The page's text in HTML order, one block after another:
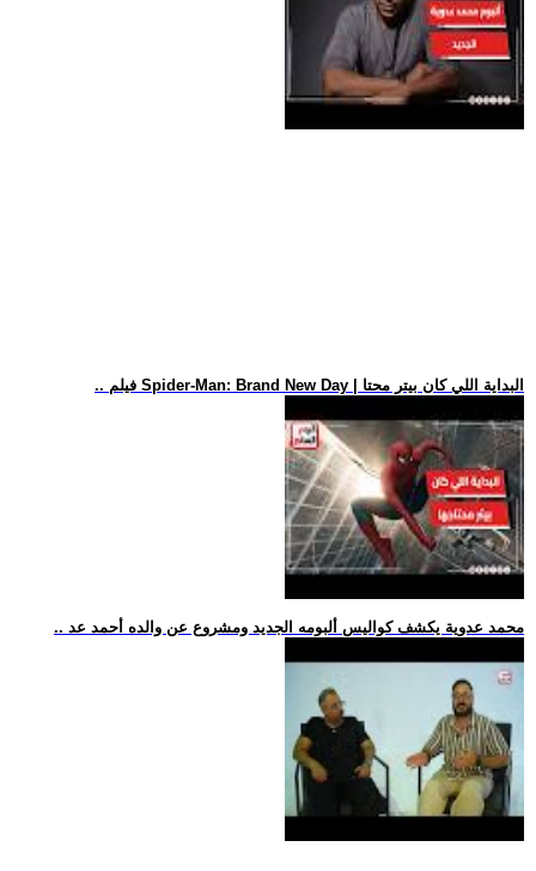
.. فيلم Spider-Man: Brand New Day | البداية اللي كان بيتر محتا
.. محمد عدوية يكشف كواليس ألبومه الجديد ومشروع عن والده أحمد عد